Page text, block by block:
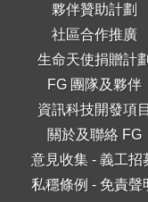
夥伴贊助計劃
社區合作推廣
生命天使捐贈計劃
FG 團隊及夥伴
資訊科技開發項目
關於及聯絡 FG
意見收集 -義工招
私穩條例 - 免責聲